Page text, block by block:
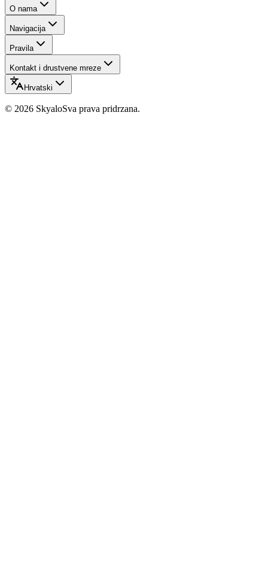
O nama
Navigacija
Pravila
Kontakt i drustvene mreze
Hrvatski
© 2026 SkyaloSva prava pridrzana.